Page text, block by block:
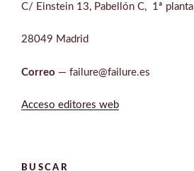
C/ Einstein 13, Pabellón C, 1ª planta
28049 Madrid
Correo — failure@failure.es
Acceso editores web
BUSCAR